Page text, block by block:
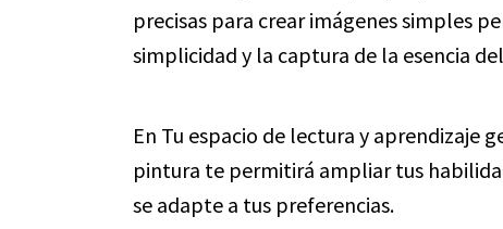
precisas para crear imágenes simples
simplicidad y la captura de la esencia
En Tu espacio de lectura y aprendizaje
pintura te permitirá ampliar tus
se adapte a tus preferencias.